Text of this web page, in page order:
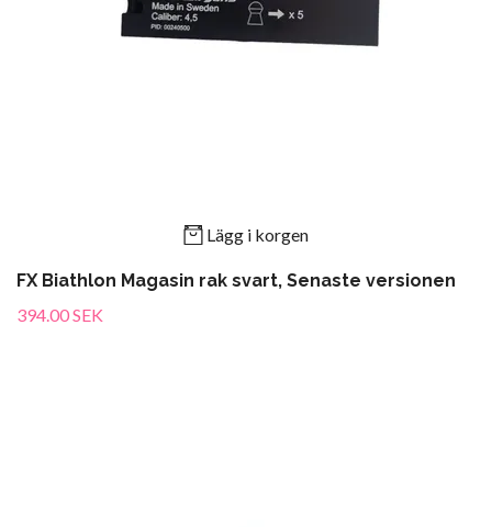
Lägg i korgen
FX Biathlon Magasin rak svart, Senaste versionen
394.00 SEK